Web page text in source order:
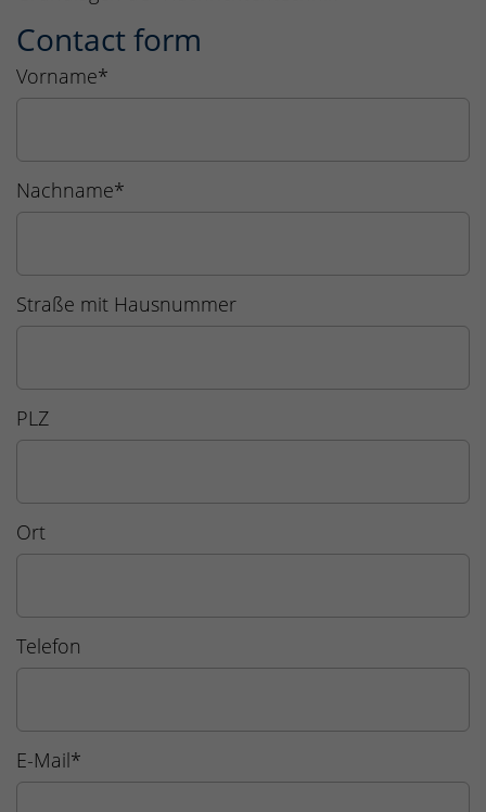
Contact form
Vorname*
Nachname*
Straße mit Hausnummer
PLZ
Ort
Telefon
E-Mail*